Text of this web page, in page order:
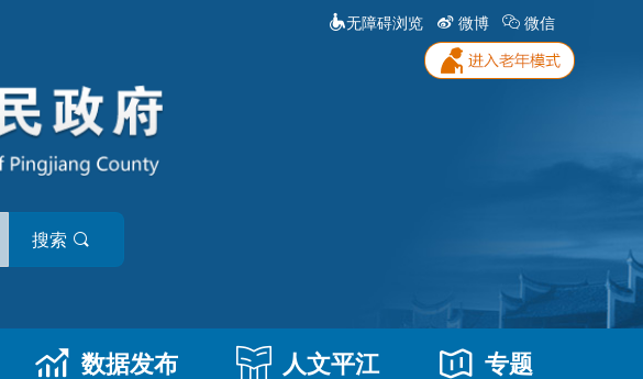
无障碍浏览 微博 微信
搜索
数据发布 人文平江 专题